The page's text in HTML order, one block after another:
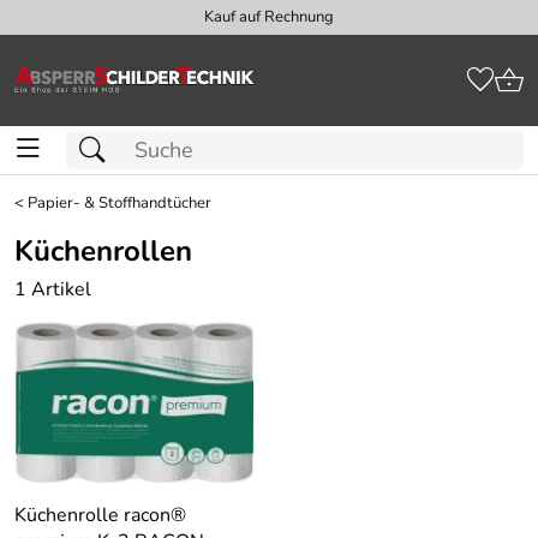
Kauf auf Rechnung
< Papier- & Stoffhandtücher
Küchenrollen
1 Artikel
Küchenrolle racon®